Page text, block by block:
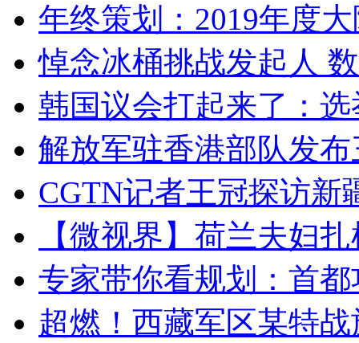
年终策划：2019年度
悼念冰桶挑战发起人
韩国议会打起来了：
解放军驻香港部队发
CGTN记者王冠探访新
【微视界】荷兰夫妇
专家带你看规划：首
超燃！西藏军区某特